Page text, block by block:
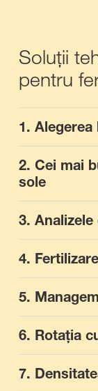
Soluții
pentru
1.
2. Cei mai
sole
3. Analizele
4.
5.
6. Rotația
7.